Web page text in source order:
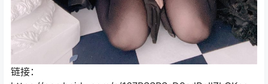
链接：